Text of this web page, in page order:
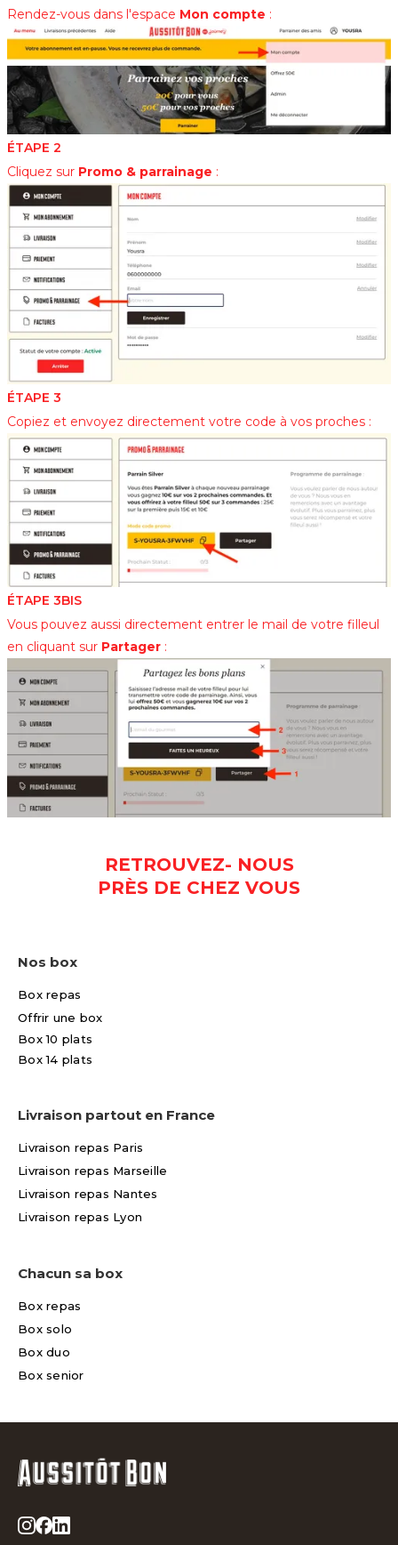
Rendez-vous dans l'espace Mon compte :
ÉTAPE 2
Cliquez sur Promo & parrainage :
ÉTAPE 3
Copiez et envoyez directement votre code à vos proches :
ÉTAPE 3BIS
Vous pouvez aussi directement entrer le mail de votre filleul
en cliquant sur Partager :
RETROUVEZ- NOUS
PRÈS DE CHEZ VOUS
Nos box
Box repas
Offrir une box
Box 10 plats
Box 14 plats
Livraison partout en France
Livraison repas Paris
Livraison repas Marseille
Livraison repas Nantes
Livraison repas Lyon
Chacun sa box
Box repas
Box solo
Box duo
Box senior